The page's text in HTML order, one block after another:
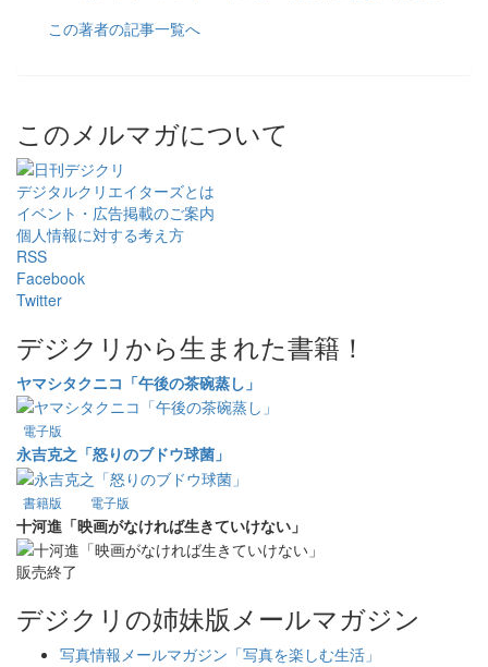
この著者の記事一覧へ
このメルマガについて
デジタルクリエイターズとは
イベント・広告掲載のご案内
個人情報に対する考え方
RSS
Facebook
Twitter
デジクリから生まれた書籍！
ヤマシタクニコ「午後の茶碗蒸し」
電子版
永吉克之「怒りのブドウ球菌」
書籍版 電子版
十河進「映画がなければ生きていけない」
販売終了
デジクリの姉妹版メールマガジン
写真情報メールマガジン「写真を楽しむ生活」